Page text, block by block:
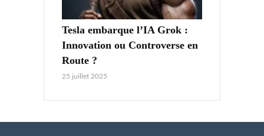
Tesla embarque l’IA Grok :
Innovation ou Controverse en
Route ?
25 juillet 2025